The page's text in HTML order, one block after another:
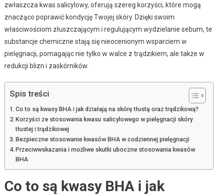
zwłaszcza kwas salicylowy, oferują szereg korzyści, które mogą
znacząco poprawić kondycję Twojej skóry. Dzięki swoim
właściwościom złuszczającym i regulującym wydzielanie sebum, te
substancje chemiczne stają się nieocenionym wsparciem w
pielęgnacji, pomagając nie tylko w walce z trądzikiem, ale także w
redukcji blizn i zaskórników.
Spis treści
Co to są kwasy BHA i jak działają na skórę tłustą oraz trądzikową?
Korzyści ze stosowania kwasu salicylowego w pielęgnacji skóry
tłustej i trądzikowej
Bezpieczne stosowanie kwasów BHA w codziennej pielęgnacji
Przeciwwskazania i możliwe skutki uboczne stosowania kwasów
BHA
Co to są kwasy BHA i jak